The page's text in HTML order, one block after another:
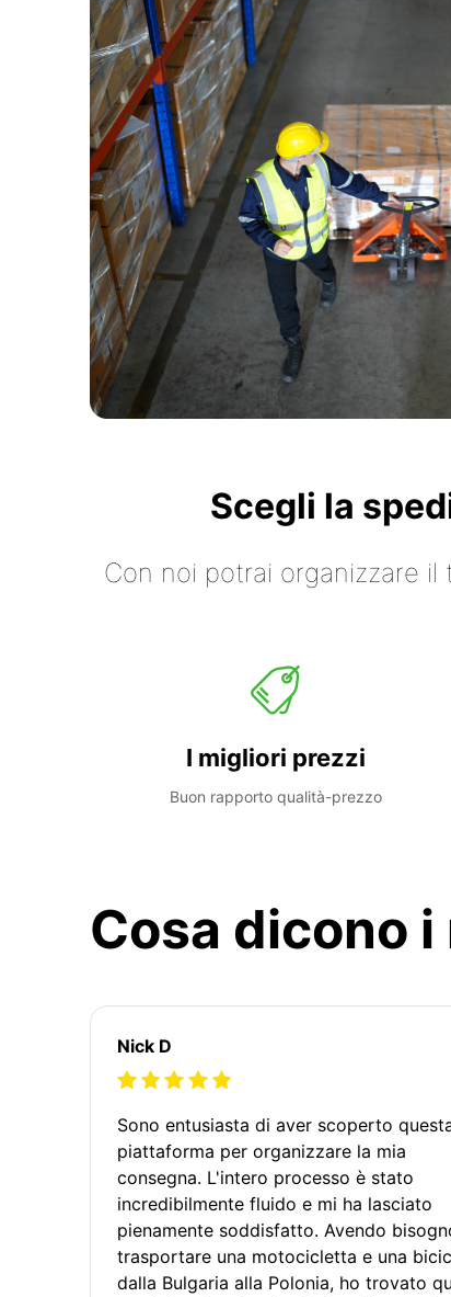
Scegli la
Con noi potrai organizzare
I migliori prezzi
Buon rapporto qualità-prezzo
Cosa dicono
Nick D
Sono entusiasta di aver scoperto
piattaforma per organizzare la mia
consegna. L'intero processo è stato
incredibilmente fluido e mi ha lasciato
pienamente soddisfatto. Avendo
trasportare una motocicletta e una
dalla Bulgaria alla Polonia, ho trovato